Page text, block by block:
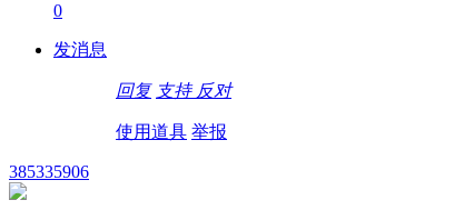
0
发消息
回复 支持 反对
使用道具 举报
385335906